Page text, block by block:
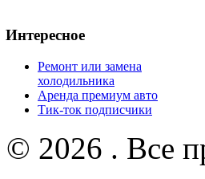
Интересное
Ремонт или замена
холодильника
Аренда премиум авто
Тик-ток подписчики
© 2026 . Все